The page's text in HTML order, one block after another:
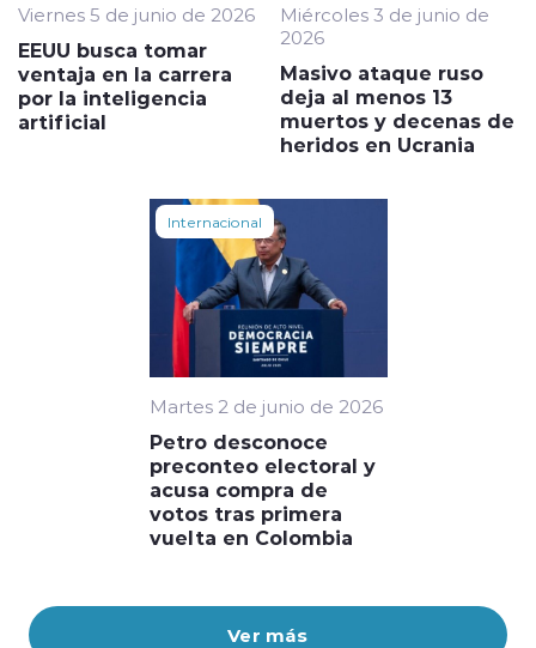
Ver más
Viernes 5 de junio de 2026
EEUU busca tomar
ventaja en la carrera
por la inteligencia
artificial
Miércoles 3 de junio de
2026
Masivo ataque ruso
deja al menos 13
muertos y decenas de
heridos en Ucrania
Internacional
Martes 2 de junio de 2026
Petro desconoce
preconteo electoral y
acusa compra de
votos tras primera
vuelta en Colombia